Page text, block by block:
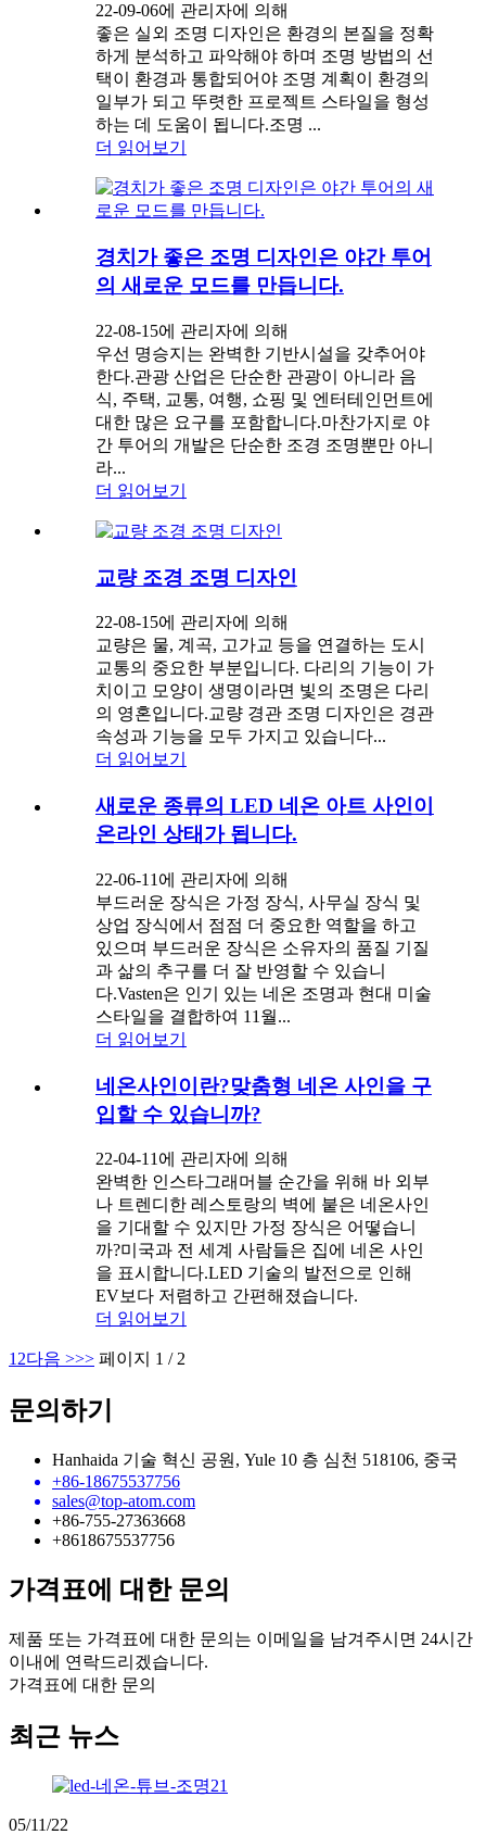
22-09-06에 관리자에 의해
좋은 실외 조명 디자인은 환경의 본질을 정확
하게 분석하고 파악해야 하며 조명 방법의 선
택이 환경과 통합되어야 조명 계획이 환경의
일부가 되고 뚜렷한 프로젝트 스타일을 형성
하는 데 도움이 됩니다.조명 ...
더 읽어보기
경치가 좋은 조명 디자인은 야간 투어
의 새로운 모드를 만듭니다.
22-08-15에 관리자에 의해
우선 명승지는 완벽한 기반시설을 갖추어야
한다.관광 산업은 단순한 관광이 아니라 음
식, 주택, 교통, 여행, 쇼핑 및 엔터테인먼트에
대한 많은 요구를 포함합니다.마찬가지로 야
간 투어의 개발은 단순한 조경 조명뿐만 아니
라...
더 읽어보기
교량 조경 조명 디자인
22-08-15에 관리자에 의해
교량은 물, 계곡, 고가교 등을 연결하는 도시
교통의 중요한 부분입니다. 다리의 기능이 가
치이고 모양이 생명이라면 빛의 조명은 다리
의 영혼입니다.교량 경관 조명 디자인은 경관
속성과 기능을 모두 가지고 있습니다...
더 읽어보기
새로운 종류의 LED 네온 아트 사인이
온라인 상태가 됩니다.
22-06-11에 관리자에 의해
부드러운 장식은 가정 장식, 사무실 장식 및
상업 장식에서 점점 더 중요한 역할을 하고
있으며 부드러운 장식은 소유자의 품질 기질
과 삶의 추구를 더 잘 반영할 수 있습니
다.Vasten은 인기 있는 네온 조명과 현대 미술
스타일을 결합하여 11월...
더 읽어보기
네온사인이란?맞춤형 네온 사인을 구
입할 수 있습니까?
22-04-11에 관리자에 의해
완벽한 인스타그래머블 순간을 위해 바 외부
나 트렌디한 레스토랑의 벽에 붙은 네온사인
을 기대할 수 있지만 가정 장식은 어떻습니
까?미국과 전 세계 사람들은 집에 네온 사인
을 표시합니다.LED 기술의 발전으로 인해
EV보다 저렴하고 간편해졌습니다.
더 읽어보기
1 2다음 >>> 페이지 1 / 2
문의하기
Hanhaida 기술 혁신 공원, Yule 10 층 심천 518106, 중국
+86-18675537756
sales@top-atom.com
+86-755-27363668
+8618675537756
가격표에 대한 문의
제품 또는 가격표에 대한 문의는 이메일을 남겨주시면 24시간
이내에 연락드리겠습니다.
가격표에 대한 문의
최근 뉴스
05/11/22